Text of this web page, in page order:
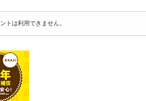
トは利用できません。